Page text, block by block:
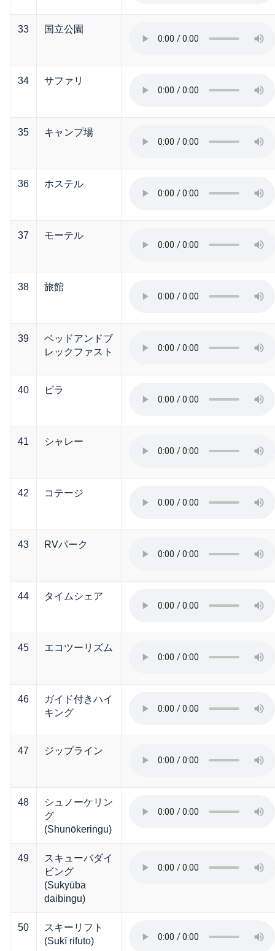
33 国立公園
34 サファリ
35 キャンプ場
36 ホステル
37 モーテル
38 旅館
39
ベッドアンドブ
レックファスト
40 ビラ
41 シャレー
42 コテージ
43 RVパーク
44 タイムシェア
45 エコツーリズム
46
ガイド付きハイ
キング
47 ジップライン
48
シュノーケリン
グ
(Shunōkeringu)
49
スキューバダイ
ビング
(Sukyūba
daibingu)
50
スキーリフト
(Sukī rifuto)